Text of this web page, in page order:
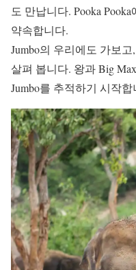
도 만납니다. Pooka
약속합니다.
Jumbo의 우리에도 가보
살펴 봅니다. 왕과 Big
Jumbo를 추적하기 시작합